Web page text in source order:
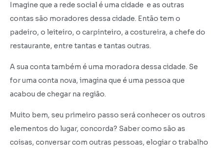
Imagine que a rede social é uma cidade e as outras
contas são moradores dessa cidade. Então tem o
padeiro, o leiteiro, o carpinteiro, a costureira, a chefe do
restaurante, entre tantas e tantas outras.
A sua conta também é uma moradora dessa cidade. Se
for uma conta nova, imagina que é uma pessoa que
acabou de chegar na região.
Muito bem, seu primeiro passo será conhecer os outros
elementos do lugar, concorda? Saber como são as
coisas, conversar com outras pessoas, elogiar o trabalho